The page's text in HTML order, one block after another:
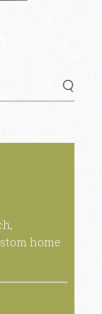
home